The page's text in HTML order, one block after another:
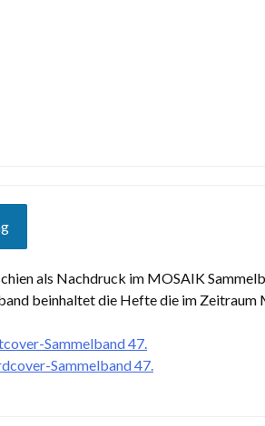
als Nachdruck im MOSAIK
beinhaltet die Hefte die im
Sammelband 47.
Sammelband 47.